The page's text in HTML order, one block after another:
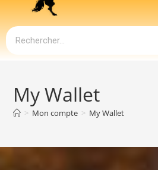
My Wallet
> Mon compte > My Wallet